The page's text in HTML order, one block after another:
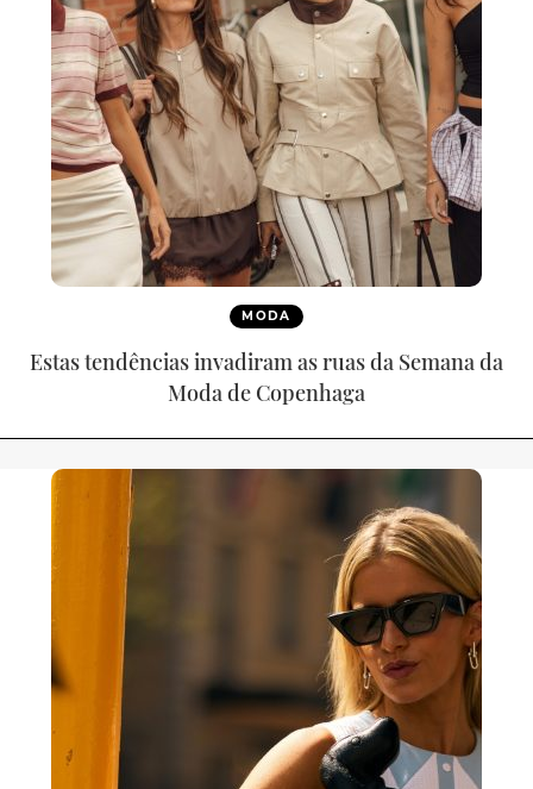
MODA
Estas tendências invadiram as ruas da Semana da
Moda de Copenhaga